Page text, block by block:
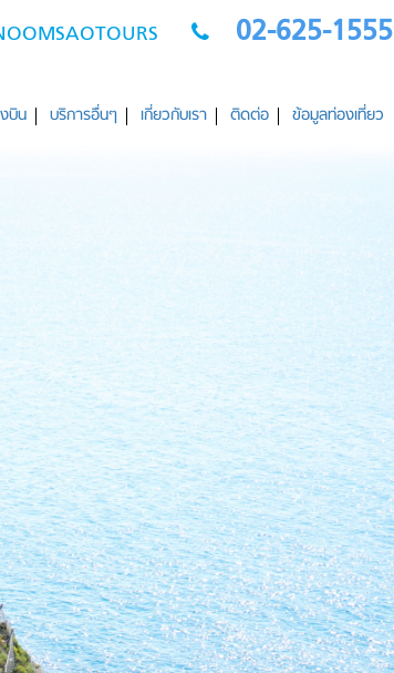
02-625-1555
บิน บริการอื่นๆ เกี่ยวกับเรา ติดต่อ ข้อมูลท่องเที่ยว